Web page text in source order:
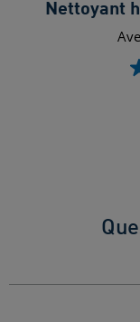
Nettoyant